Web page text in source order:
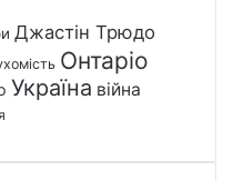
Джастін Трюдо
Онтаріо
Україна війна